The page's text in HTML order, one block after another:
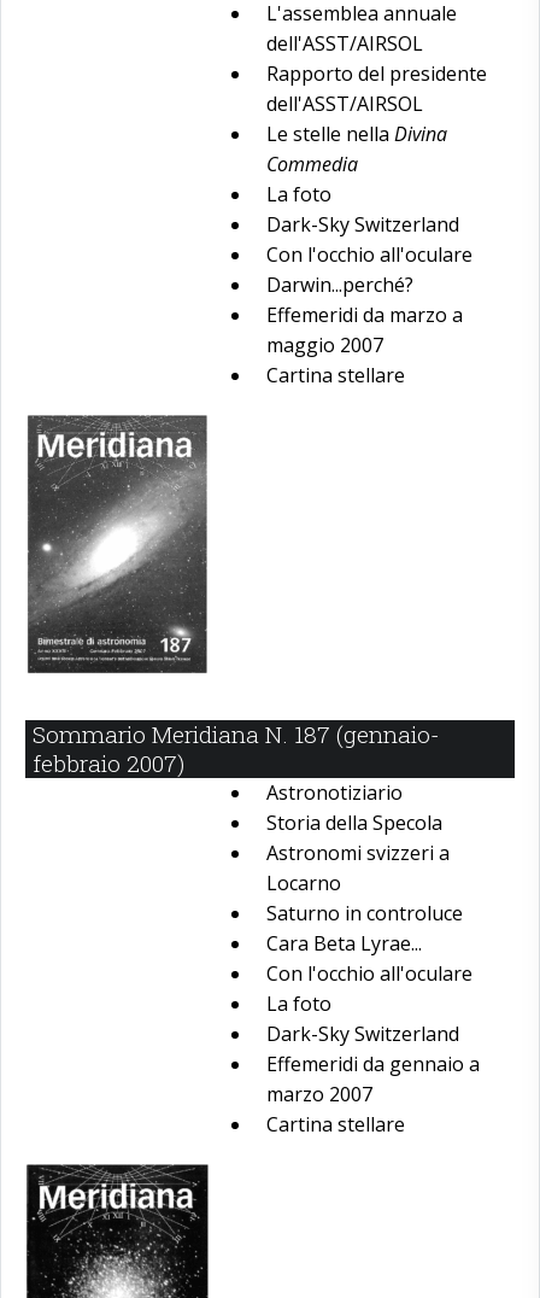
L'assemblea annuale
dell'ASST/AIRSOL
Rapporto del presidente
dell'ASST/AIRSOL
Le stelle nella Divina
Commedia
La foto
Dark-Sky Switzerland
Con l'occhio all'oculare
Darwin...perché?
Effemeridi da marzo a
maggio 2007
Cartina stellare
Sommario Meridiana N. 187 (gennaio-
febbraio 2007)
Astronotiziario
Storia della Specola
Astronomi svizzeri a
Locarno
Saturno in controluce
Cara Beta Lyrae...
Con l'occhio all'oculare
La foto
Dark-Sky Switzerland
Effemeridi da gennaio a
marzo 2007
Cartina stellare